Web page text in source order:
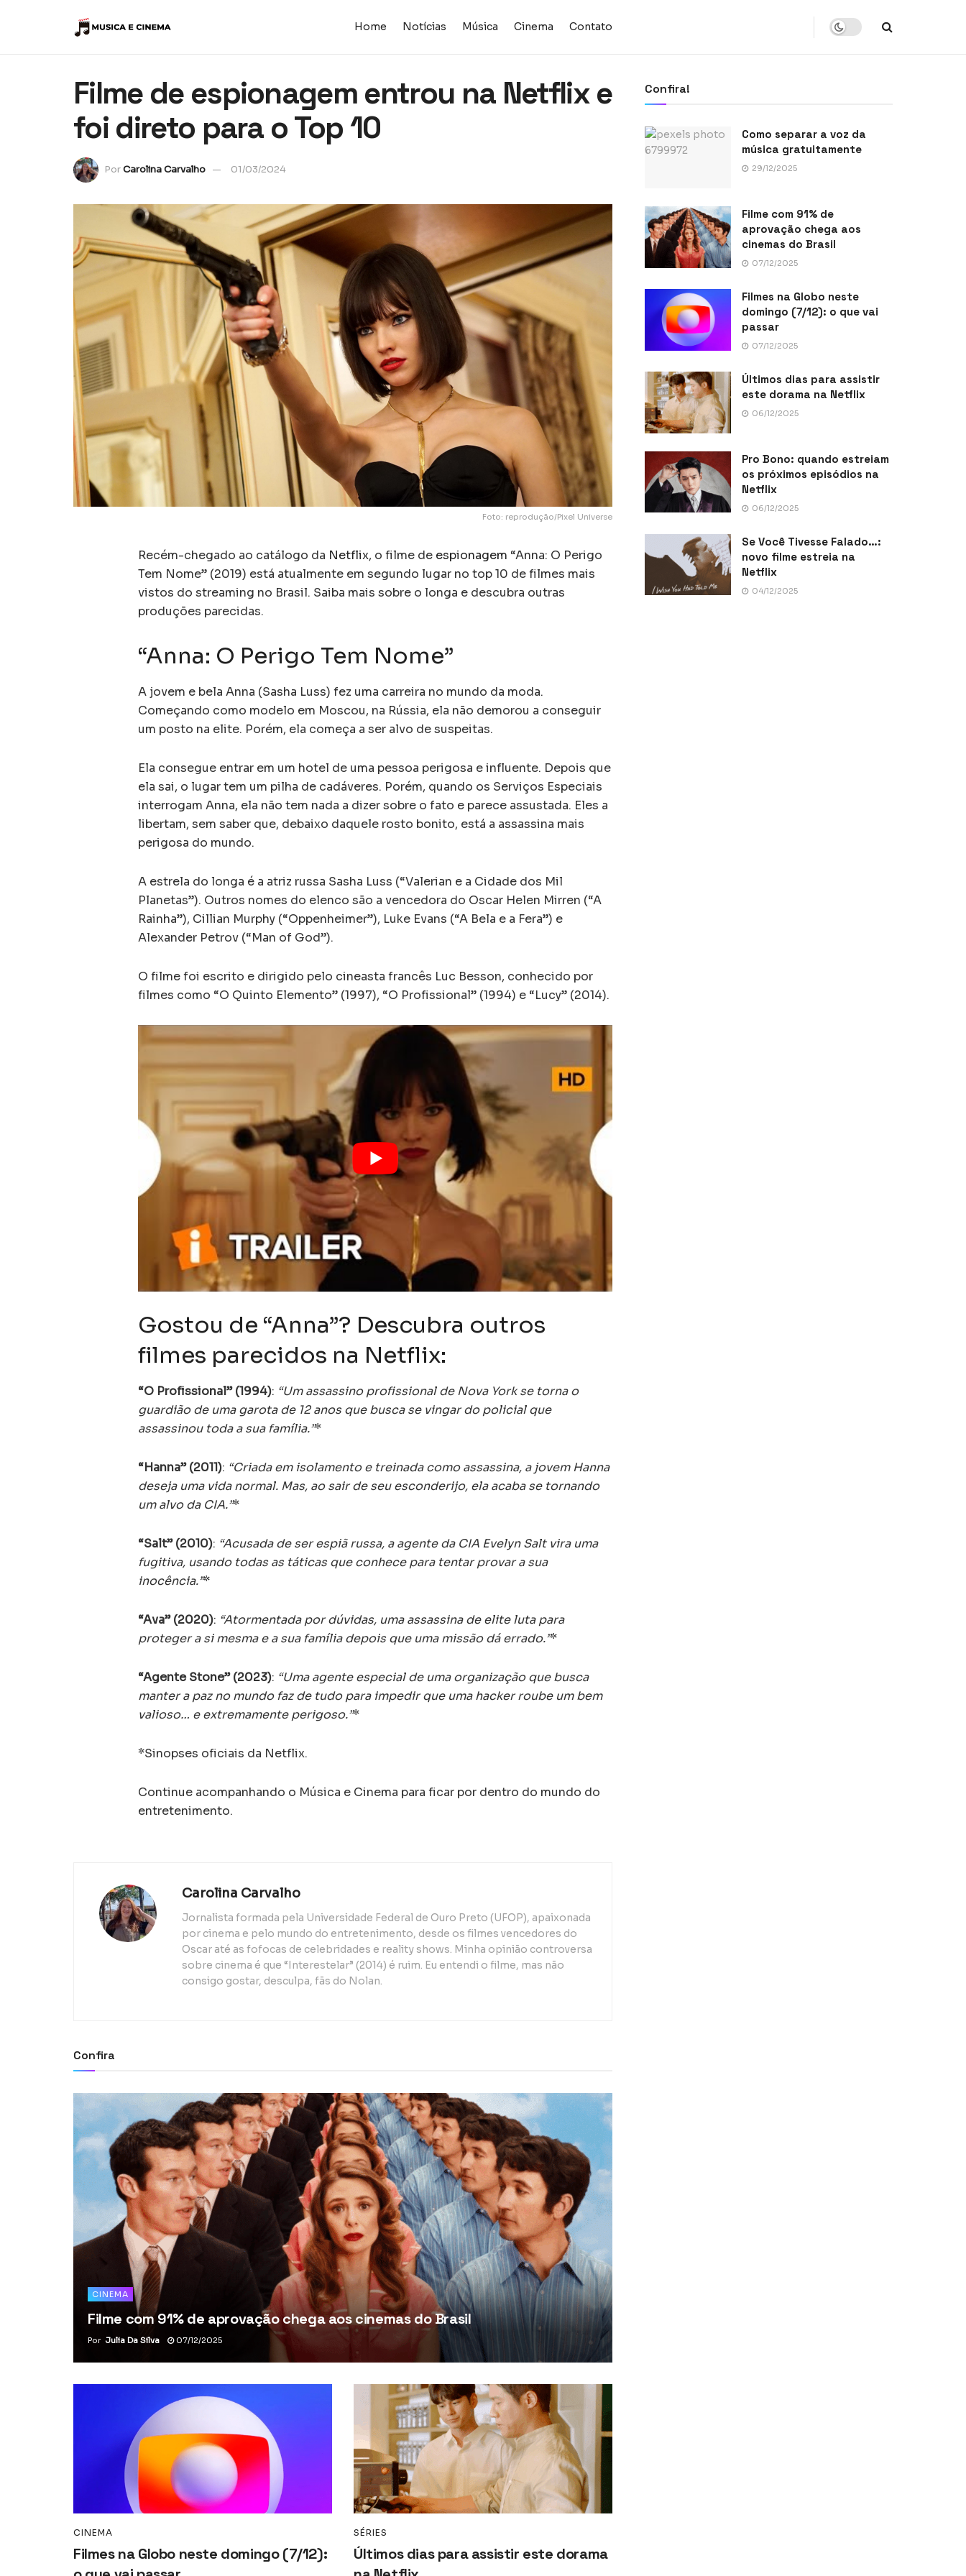
Home Notícias Música Cinema Contato
Filme de espionagem entrou na Netflix e
foi direto para o Top 10
PorCarolina Carvalho 01/03/2024
Foto: reprodução/Pixel Universe
Recém-chegado ao catálogo da Netflix, o filme de espionagem “Anna: O Perigo
Tem Nome” (2019) está atualmente em segundo lugar no top 10 de filmes mais
vistos do streaming no Brasil. Saiba mais sobre o longa e descubra outras
produções parecidas.
“Anna: O Perigo Tem Nome”
A jovem e bela Anna (Sasha Luss) fez uma carreira no mundo da moda.
Começando como modelo em Moscou, na Rússia, ela não demorou a conseguir
um posto na elite. Porém, ela começa a ser alvo de suspeitas.
Ela consegue entrar em um hotel de uma pessoa perigosa e influente. Depois que
ela sai, o lugar tem um pilha de cadáveres. Porém, quando os Serviços Especiais
interrogam Anna, ela não tem nada a dizer sobre o fato e parece assustada. Eles a
libertam, sem saber que, debaixo daquele rosto bonito, está a assassina mais
perigosa do mundo.
A estrela do longa é a atriz russa Sasha Luss (“Valerian e a Cidade dos Mil
Planetas”). Outros nomes do elenco são a vencedora do Oscar Helen Mirren (“A
Rainha”), Cillian Murphy (“Oppenheimer”), Luke Evans (“A Bela e a Fera”) e
Alexander Petrov (“Man of God”).
O filme foi escrito e dirigido pelo cineasta francês Luc Besson, conhecido por
filmes como “O Quinto Elemento” (1997), “O Profissional” (1994) e “Lucy” (2014).
Gostou de “Anna”? Descubra outros
filmes parecidos na Netflix:
“O Profissional” (1994): “Um assassino profissional de Nova York se torna o
guardião de uma garota de 12 anos que busca se vingar do policial que
assassinou toda a sua família.”*
“Hanna” (2011): “Criada em isolamento e treinada como assassina, a jovem Hanna
deseja uma vida normal. Mas, ao sair de seu esconderijo, ela acaba se tornando
um alvo da CIA.”*
“Salt” (2010): “Acusada de ser espiã russa, a agente da CIA Evelyn Salt vira uma
fugitiva, usando todas as táticas que conhece para tentar provar a sua
inocência.”*
“Ava” (2020): “Atormentada por dúvidas, uma assassina de elite luta para
proteger a si mesma e a sua família depois que uma missão dá errado.”*
“Agente Stone” (2023): “Uma agente especial de uma organização que busca
manter a paz no mundo faz de tudo para impedir que uma hacker roube um bem
valioso… e extremamente perigoso.”*
*Sinopses oficiais da Netflix.
Continue acompanhando o Música e Cinema para ficar por dentro do mundo do
entretenimento.
Carolina Carvalho
Jornalista formada pela Universidade Federal de Ouro Preto (UFOP), apaixonada
por cinema e pelo mundo do entretenimento, desde os filmes vencedores do
Oscar até as fofocas de celebridades e reality shows. Minha opinião controversa
sobre cinema é que “Interestelar” (2014) é ruim. Eu entendi o filme, mas não
consigo gostar, desculpa, fãs do Nolan.
Confira
CINEMA
Filme com 91% de aprovação chega aos cinemas do Brasil
Por Julia Da Silva 07/12/2025
CINEMA
Filmes na Globo neste domingo (7/12):
SÉRIES
Últimos dias para assistir este dorama
Confira!
Como separar a voz da
música gratuitamente
29/12/2025
Filme com 91% de
aprovação chega aos
cinemas do Brasil
07/12/2025
Filmes na Globo neste
domingo (7/12): o que vai
passar
07/12/2025
Últimos dias para assistir
este dorama na Netflix
06/12/2025
Pro Bono: quando estreiam
os próximos episódios na
Netflix
06/12/2025
Se Você Tivesse Falado…:
novo filme estreia na
Netflix
04/12/2025